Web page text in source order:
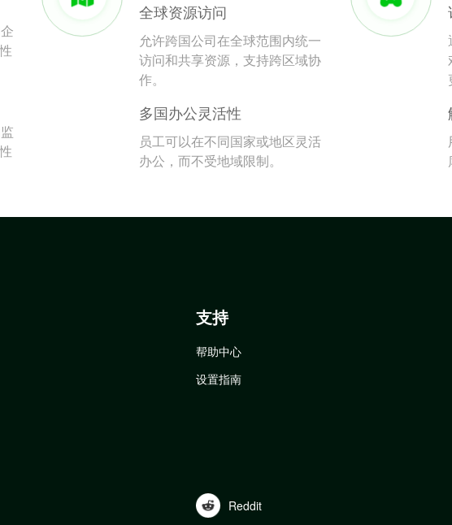
全球资源访问
允许跨国公司在全球范围内统一
访问和共享资源，支持跨区域协
作。
多国办公灵活性
员工可以在不同国家或地区灵活
办公，而不受地域限制。
支持
帮助中心
设置指南
Reddit